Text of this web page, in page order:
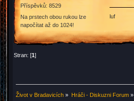
Příspěvků: 8529
Na prstech obou rukou lze
napočítat až do 1024!
luf
Stran: [1]
Život v Bradavicích » Hráči - Diskuzni Forum»